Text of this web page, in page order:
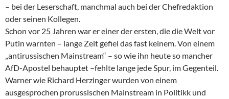
– bei der Leserschaft, manchmal auch bei der Chefredaktion
oder seinen Kollegen.
Schon vor 25 Jahren war er einer der ersten, die die Welt vor
Putin warnten – lange Zeit gefiel das fast keinem. Von einem
„antirussischen Mainstream“ – so wie ihn heute so mancher
AfD-Apostel behauptet –fehlte lange jede Spur, im Gegenteil.
Warner wie Richard Herzinger wurden von einem
ausgesprochen prorussischen Mainstream in Politikk und